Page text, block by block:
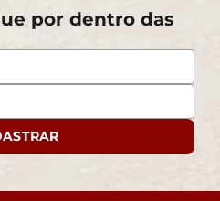
por dentro das